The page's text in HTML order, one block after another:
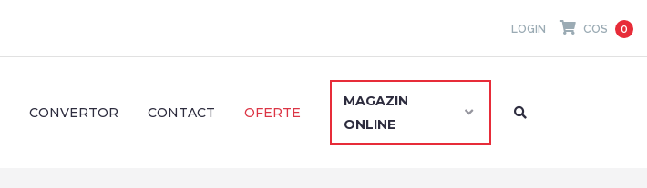
LOGIN COS 0
CONVERTOR CONTACT OFERTE
MAGAZIN
ONLINE